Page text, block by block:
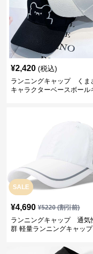
¥2,420 (税込)
ランニングキャップ くま
キャラクターベースボール
SALE
¥4,690 ¥5220(割引前)
ランニングキャップ 通気
群 軽量ランニングキャップ